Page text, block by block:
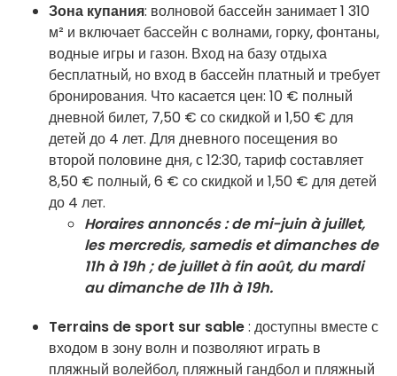
Зона купания: волновой бассейн занимает 1 310
м² и включает бассейн с волнами, горку, фонтаны,
водные игры и газон. Вход на базу отдыха
бесплатный, но вход в бассейн платный и требует
бронирования. Что касается цен: 10 € полный
дневной билет, 7,50 € со скидкой и 1,50 € для
детей до 4 лет. Для дневного посещения во
второй половине дня, с 12:30, тариф составляет
8,50 € полный, 6 € со скидкой и 1,50 € для детей
до 4 лет.
Horaires annoncés : de mi-juin à juillet,
les mercredis, samedis et dimanches de
11h à 19h ; de juillet à fin août, du mardi
au dimanche de 11h à 19h.
Terrains de sport sur sable: доступны вместе с
входом в зону волн и позволяют играть в
пляжный волейбол, пляжный гандбол и пляжный